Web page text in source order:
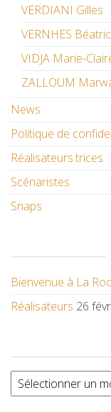
VERDIANI Gilles
VERNHES
VIDJA Marie-
ZALLOUM
News
Politique de
Réalisateurs.trices
Scénaristes
Snaps
Bienvenue à La
Réalisateurs 26
Archives